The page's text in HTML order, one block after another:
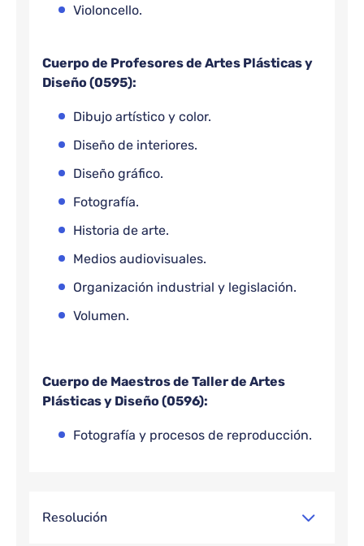
Violoncello.
Cuerpo de Profesores de Artes Plásticas y
Diseño (0595):
Dibujo artístico y color.
Diseño de interiores.
Diseño gráfico.
Fotografía.
Historia de arte.
Medios audiovisuales.
Organización industrial y legislación.
Volumen.
Cuerpo de Maestros de Taller de Artes
Plásticas y Diseño (0596):
Fotografía y procesos de reproducción.
Resolución